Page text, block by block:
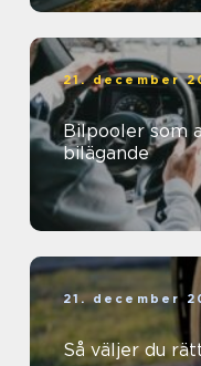
21. december
Bilpooler som
bilägande
21. december
Så väljer du